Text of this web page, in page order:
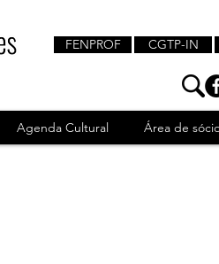
FENPROF CGTP-IN
Agenda Cultural Área de